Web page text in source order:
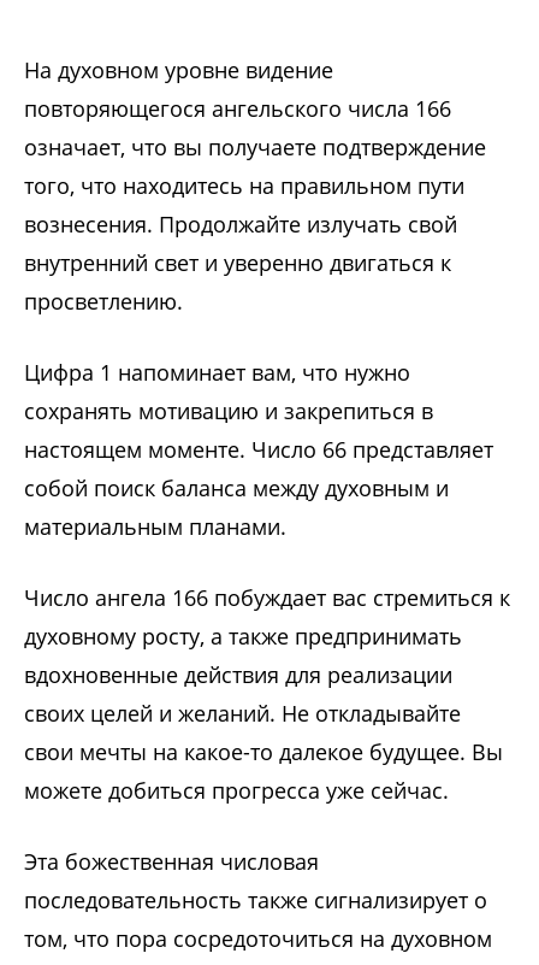
На духовном уровне видение
повторяющегося ангельского числа 166
означает, что вы получаете подтверждение
того, что находитесь на правильном пути
вознесения. Продолжайте излучать свой
внутренний свет и уверенно двигаться к
просветлению.
Цифра 1 напоминает вам, что нужно
сохранять мотивацию и закрепиться в
настоящем моменте. Число 66 представляет
собой поиск баланса между духовным и
материальным планами.
Число ангела 166 побуждает вас стремиться к
духовному росту, а также предпринимать
вдохновенные действия для реализации
своих целей и желаний. Не откладывайте
свои мечты на какое-то далекое будущее. Вы
можете добиться прогресса уже сейчас.
Эта божественная числовая
последовательность также сигнализирует о
том, что пора сосредоточиться на духовном